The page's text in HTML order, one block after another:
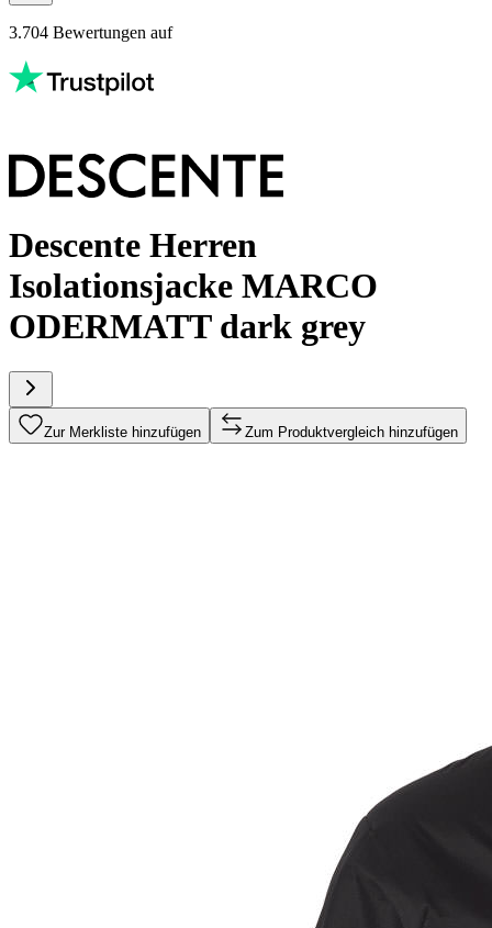
3.704 Bewertungen auf
Descente Herren
Isolationsjacke MARCO
ODERMATT dark grey
Zur Merkliste hinzufügen Zum Produktvergleich hinzufügen